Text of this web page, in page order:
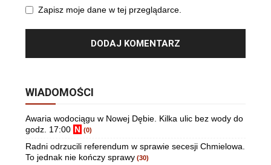
Zapisz moje dane w tej przeglądarce.
WIADOMOŚCI
Awaria wodociągu w Nowej Dębie. Kilka ulic bez wody do
godz. 17:00 N (0)
Radni odrzucili referendum w sprawie secesji Chmielowa.
To jednak nie kończy sprawy (30)